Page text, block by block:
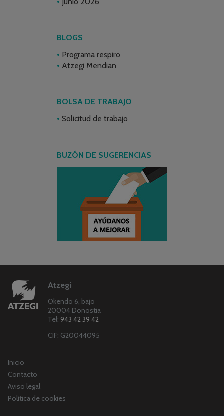
BLOGS
Programa respiro
Atzegi Mendian
BOLSA DE TRABAJO
Solicitud de trabajo
BUZÓN DE SUGERENCIAS
Atzegi
Okendo 6, bajo
20004 Donostia
Tel: 943 42 39 42
CIF: G20044095
Inicio
Contacto
Aviso legal
Política de cookies